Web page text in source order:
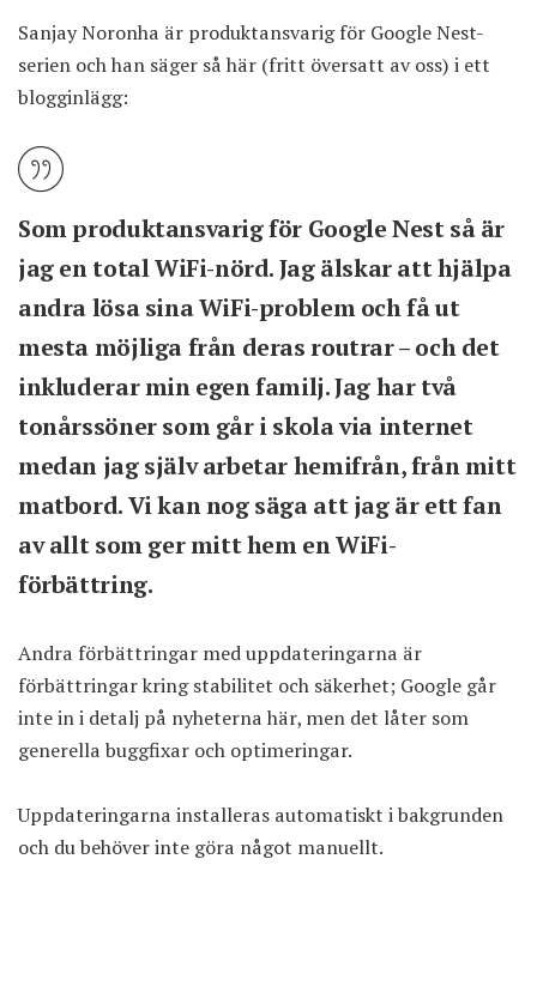
Sanjay Noronha är produktansvarig för Google Nest-
serien och han säger så här (fritt översatt av oss) i ett
blogginlägg:
Som produktansvarig för Google Nest så är
jag en total WiFi-nörd. Jag älskar att hjälpa
andra lösa sina WiFi-problem och få ut
mesta möjliga från deras routrar – och det
inkluderar min egen familj. Jag har två
tonårssöner som går i skola via internet
medan jag själv arbetar hemifrån, från mitt
matbord. Vi kan nog säga att jag är ett fan
av allt som ger mitt hem en WiFi-
förbättring.
Andra förbättringar med uppdateringarna är
förbättringar kring stabilitet och säkerhet; Google går
inte in i detalj på nyheterna här, men det låter som
generella buggfixar och optimeringar.
Uppdateringarna installeras automatiskt i bakgrunden
och du behöver inte göra något manuellt.